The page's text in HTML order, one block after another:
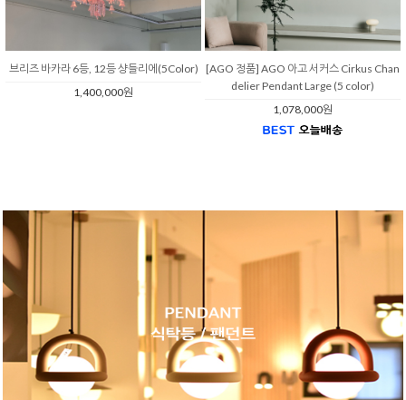
브리즈 바카라 6등, 12등 샹들리에(5Color)
1,400,000원
[AGO 정품] AGO 아고 서커스 Cirkus Chan
delier Pendant Large (5 color)
1,078,000원